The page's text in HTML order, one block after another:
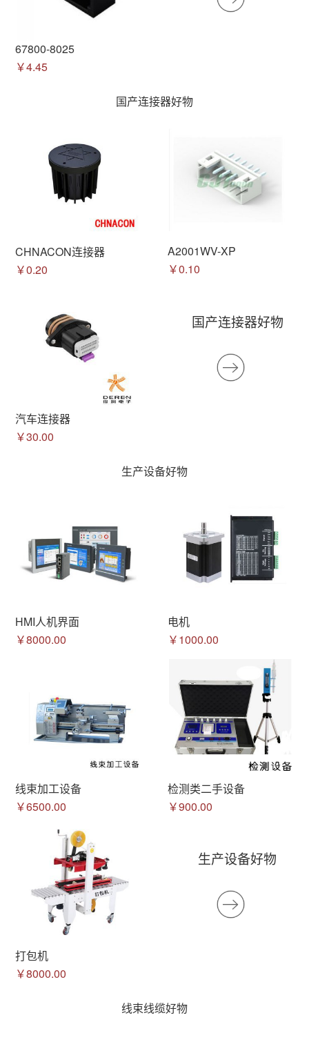
67800-8025
￥4.45
国产连接器好物
CHNACON连接器
￥0.20
A2001WV-XP
￥0.10
汽车连接器
￥30.00
国产连接器好物
生产设备好物
HMI人机界面
￥8000.00
电机
￥1000.00
线束加工设备
￥6500.00
检测类二手设备
￥900.00
打包机
￥8000.00
生产设备好物
线束线缆好物